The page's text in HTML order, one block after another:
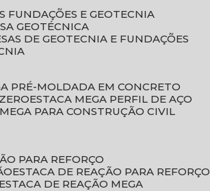
FUNDAÇÕES E GEOTECNIA
GEOTÉCNICA
DE GEOTECNIA E FUNDAÇÕES
PRÉ-MOLDADA EM CONCRETO
ESTACA MEGA PERFIL DE AÇO
MEGA PARA CONSTRUÇÃO CIVIL
PARA REFORÇO
ESTACA DE REAÇÃO PARA REFORÇO
ESTACA DE REAÇÃO MEGA